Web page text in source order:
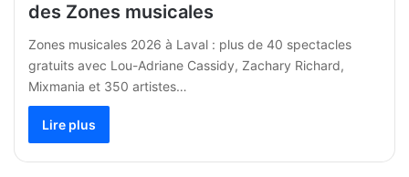
des Zones musicales
Zones musicales 2026 à Laval : plus de 40 spectacles
gratuits avec Lou-Adriane Cassidy, Zachary Richard,
Mixmania et 350 artistes…
Lire plus